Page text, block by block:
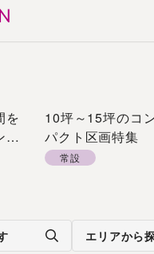
を
エ
10坪～15坪のコ
パクト区画特集
常設
エリアから